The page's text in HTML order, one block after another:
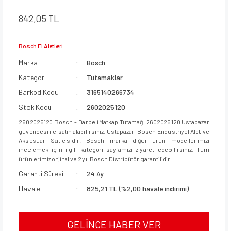
842,05 TL
Bosch El Aletleri
Marka
Bosch
Kategori
Tutamaklar
Barkod Kodu
3165140266734
Stok Kodu
2602025120
2602025120 Bosch - Darbeli Matkap Tutamağı 2602025120 Ustapazar
güvencesi ile satın alabilirsiniz. Ustapazar, Bosch Endüstriyel Alet ve
Aksesuar Satıcısıdır. Bosch marka diğer ürün modellerimizi
incelemek için ilgili kategori sayfamızı ziyaret edebilirsiniz. Tüm
ürünlerimiz orjinal ve 2 yıl Bosch Distribütör garantilidir.
Garanti Süresi
24 Ay
Havale
825,21 TL (%2,00 havale indirimi)
GELİNCE HABER VER